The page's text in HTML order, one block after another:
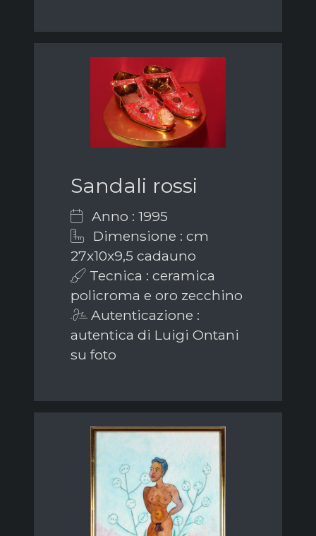
Sandali rossi
Anno : 1995
Dimensione : cm
27x10x9,5 cadauno
Tecnica : ceramica
policroma e oro zecchino
Autenticazione :
autentica di Luigi Ontani
su foto